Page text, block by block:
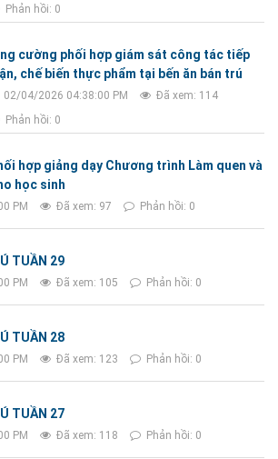
Phản hồi: 0
cường phối hợp giám sát công tác tiếp
chế biến thực phẩm tại bến ăn bán trú
02/04/2026 04:38:00 PM
Đã xem: 114
Phản hồi: 0
hợp giảng dạy Chương trình Làm quen và
học sinh
PM Đã xem: 97 Phản hồi: 0
TUẦN 29
PM Đã xem: 105 Phản hồi: 0
TUẦN 28
PM Đã xem: 123 Phản hồi: 0
TUẦN 27
PM Đã xem: 118 Phản hồi: 0